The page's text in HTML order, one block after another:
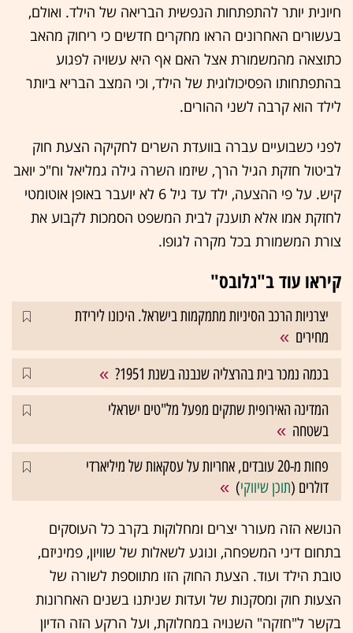
חיונית יותר להתפתחות הנפשית הבריאה של הילד. ואולם,
בעשורים האחרונים הראו מחקרים חדשים כי ריחוק מהאב
כתוצאה מהמשמורת אצל האם אף היא עשויה לפגוע
בהתפתחותו הפסיכולוגית של הילד, וכי המצב הבריא ביותר
לילד הוא קרבה לשני ההורים.
לפני כשבועיים עברה בוועדת השרים לחקיקה הצעת חוק
לביטול חזקת הגיל הרך, שיזמו השרה גילה גמליאל וח"כ יואב
קיש. על פי ההצעה, ילד עד גיל 6 לא יועבר באופן אוטומטי
לחזקת אמו אלא תוענק לבית המשפט הסמכות לקבוע את
צורת המשמורת בכל מקרה לגופו.
קיראו עוד ב"גלובס"
יצרניות הרכב הסיניות מתמקמות בישראל. היכונו לירידת
מחירים
בכמה נמכר בית בהרצליה שנבנה בשנת 1951?
המדינה האירופית שתקים מפעל מל"טים ישראלי
בשטחה
פחות מ-20 עובדים, אחריות על עסקאות של מיליארדי
דולרים (תוכן שיווקי)
הנושא הזה מעורר יצרים ומחלוקות בקרב כל העוסקים
בתחום דיני המשפחה, ונוגע לשאלות של שוויון, פמיניזם,
טובת הילד ועוד. הצעת החוק הזו מתווספת לשורה של
הצעות חוק ומסקנות של ועדות שניתנו בשנים האחרונות
בקשר ל"חזקה" השנויה במחלוקת, ועל הרקע הזה הדיון